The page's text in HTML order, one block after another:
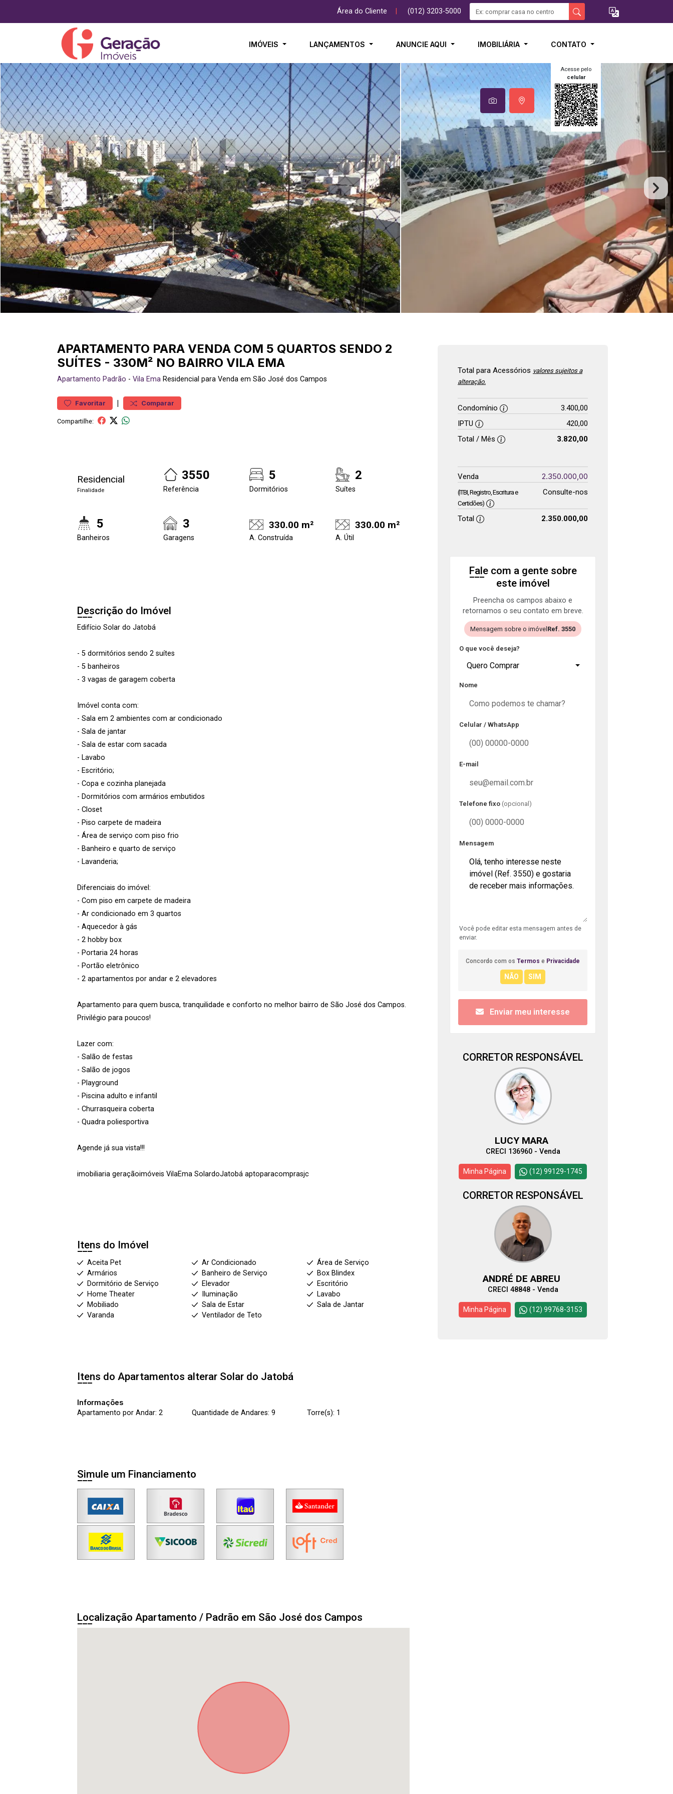
Área do Cliente (012) 3203-5000
IMÓVEIS LANÇAMENTOS ANUNCIE AQUI IMOBILIÁRIA CONTATO
Acesse pelo
celular
APARTAMENTO PARA VENDA COM 5 QUARTOS SENDO 2
SUÍTES - 330M² NO BAIRRO VILA EMA
Apartamento Padrão - Vila Ema Residencial para Venda em São José dos Campos
Favoritar | Comparar
Compartilhe:
Residencial
Finalidade
3550
Referência
5
Dormitórios
2
Suítes
5
Banheiros
3
Garagens
330.00 m²
A. Construída
330.00 m²
A. Útil
Descrição do Imóvel
Edifício Solar do Jatobá
- 5 dormitórios sendo 2 suítes
- 5 banheiros
- 3 vagas de garagem coberta
Imóvel conta com:
- Sala em 2 ambientes com ar condicionado
- Sala de jantar
- Sala de estar com sacada
- Lavabo
- Escritório;
- Copa e cozinha planejada
- Dormitórios com armários embutidos
- Closet
- Piso carpete de madeira
- Área de serviço com piso frio
- Banheiro e quarto de serviço
- Lavanderia;
Diferenciais do imóvel:
- Com piso em carpete de madeira
- Ar condicionado em 3 quartos
- Aquecedor à gás
- 2 hobby box
- Portaria 24 horas
- Portão eletrônico
- 2 apartamentos por andar e 2 elevadores
Apartamento para quem busca, tranquilidade e conforto no melhor bairro de São José dos Campos.
Privilégio para poucos!
Lazer com:
- Salão de festas
- Salão de jogos
- Playground
- Piscina adulto e infantil
- Churrasqueira coberta
- Quadra poliesportiva
Agende já sua vista!!!
imobiliaria geraçãoimóveis VilaEma SolardoJatobá aptoparacomprasjc
Itens do Imóvel
Aceita Pet Ar Condicionado
Área de Serviço
Armários
Banheiro de Serviço
Box Blindex
Dormitório de Serviço
Elevador
Escritório
Home Theater
Iluminação
Lavabo
Mobiliado
Sala de Estar
Sala de Jantar
Varanda
Ventilador de Teto
Itens do Apartamentos alterar Solar do Jatobá
Informações
Apartamento por Andar: 2
Quantidade de Andares: 9 Torre(s): 1
Simule um Financiamento
Localização Apartamento / Padrão em São José dos Campos
Total para Acessórios valores sujeitos a
alteração.
Condomínio
3.400,00
IPTU
420,00
Total / Mês
3.820,00
Venda 2.350.000,00
(ITBI, Registro, Escritura e
Certidões)
Consulte-nos
Total 2.350.000,00
Fale com a gente sobre
este imóvel
Preencha os campos abaixo e
retornamos o seu contato em breve.
Mensagem sobre o imóvel Ref. 3550
O que você deseja?
Quero Comprar
Nome
Celular / WhatsApp
E-mail
Telefone fixo (opcional)
Mensagem
Você pode editar esta mensagem antes de
enviar.
Concordo com os Termos e Privacidade
Enviar meu interesse
CORRETOR RESPONSÁVEL
LUCY MARA
CRECI 136960 - Venda
Minha Página (12) 99129-1745
CORRETOR RESPONSÁVEL
ANDRÉ DE ABREU
CRECI 48848 - Venda
Minha Página (12) 99768-3153